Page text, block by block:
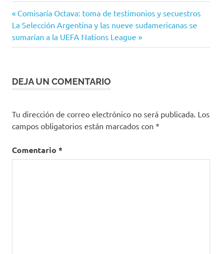
Navegación
de
Entrada
anterior:
Comisaría Octava: toma de testimonios y secuestros
Siguiente
entrada:
La Selección Argentina y las nueve sudamericanas se
sumarían a la UEFA Nations League
DEJA UN COMENTARIO
Tu dirección de correo electrónico no será publicada. Los
campos obligatorios están marcados con *
Comentario *